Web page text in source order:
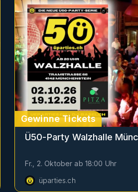
Gewinne Tickets
Ü50-Party Walzhalle
Fr., 2. Oktober ab 18:00 Uhr
üparties.ch